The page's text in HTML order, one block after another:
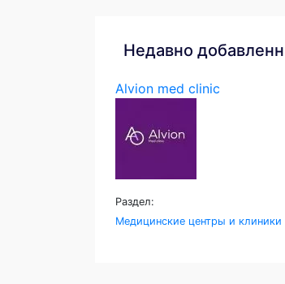
Недавно
Alvion med clinic
Раздел:
Медицинские центры и клиники